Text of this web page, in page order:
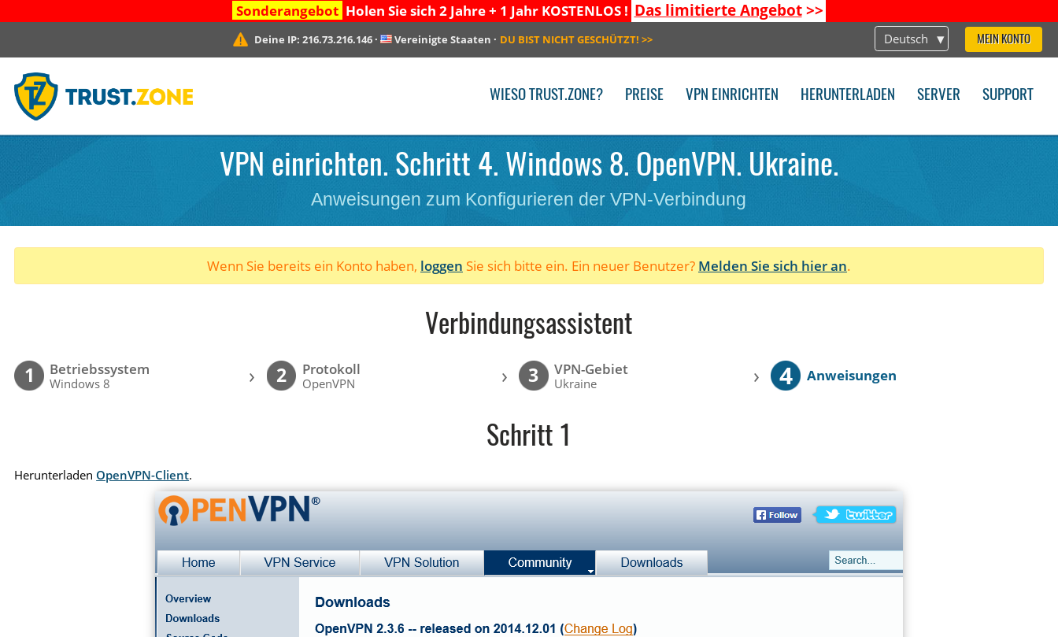
Sonderangebot Holen Sie sich 2 Jahre + 1 Jahr KOSTENLOS ! Das limitierte Angebot>>
Deutsch MEIN KONTO
Deine IP: 216.73.216.146· Vereinigte Staaten · DU BIST NICHT GESCHÜTZT! >>
WIESO TRUST.ZONE? PREISE VPN EINRICHTEN HERUNTERLADEN SERVER SUPPORT
VPN einrichten. Schritt 4. Windows 8. OpenVPN. Ukraine.
Anweisungen zum Konfigurieren der VPN-Verbindung
Wenn Sie bereits ein Konto haben, loggen Sie sich bitte ein. Ein neuer Benutzer? Melden Sie sich hier an.
Verbindungsassistent
1 Betriebssystem
Windows 8 › 2 Protokoll
OpenVPN › 3 VPN-Gebiet
Ukraine › 4 Anweisungen
Schritt 1
Herunterladen OpenVPN-Client.